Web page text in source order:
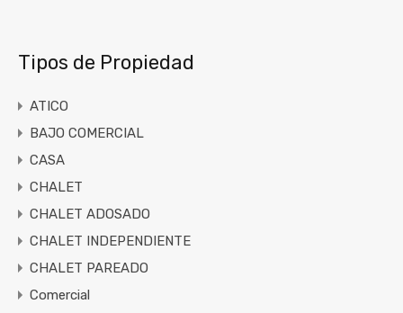
Tipos de Propiedad
ATICO
BAJO COMERCIAL
CASA
CHALET
CHALET ADOSADO
CHALET INDEPENDIENTE
CHALET PAREADO
Comercial